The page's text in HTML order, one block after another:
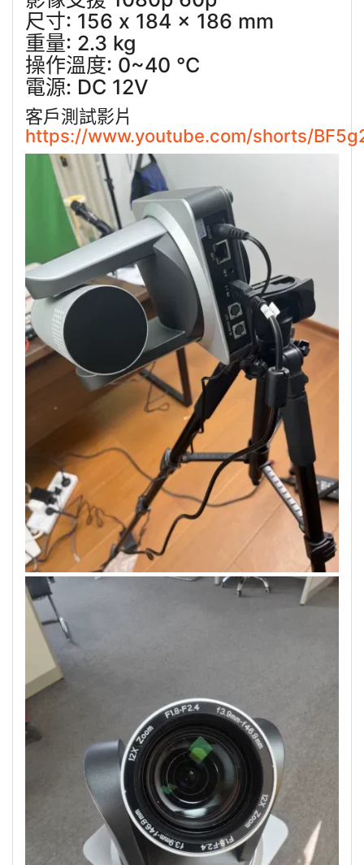
尺寸: 156 x 184 x 186 mm
重量: 2.3 kg
操作溫度: 0~40 °C
電源: DC 12V
客戶測試影片
https://www.youtube.com/shorts/